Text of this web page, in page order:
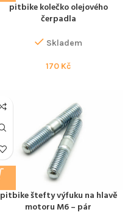
pitbike kolečko olejového
čerpadla
Skladem
170 Kč
pitbike štefty výfuku na hlavě
motoru M6 – pár